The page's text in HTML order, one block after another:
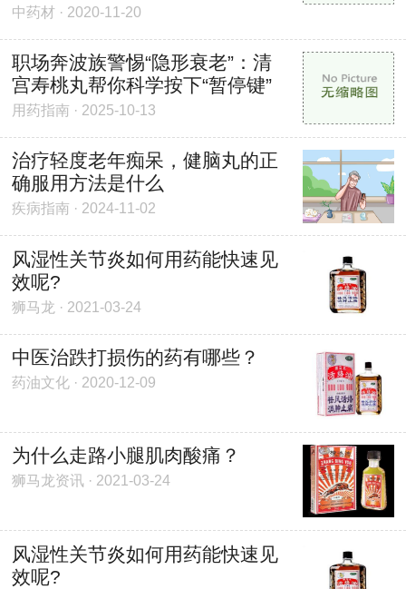
中药材 · 2020-11-20
职场奔波族警惕“隐形衰老”：清
宫寿桃丸帮你科学按下“暂停键”
用药指南 · 2025-10-13
治疗轻度老年痴呆，健脑丸的正
确服用方法是什么
疾病指南 · 2024-11-02
风湿性关节炎如何用药能快速见
效呢?
狮马龙 · 2021-03-24
中医治跌打损伤的药有哪些？
药油文化 · 2020-12-09
为什么走路小腿肌肉酸痛？
狮马龙资讯 · 2021-03-24
风湿性关节炎如何用药能快速见
效呢?